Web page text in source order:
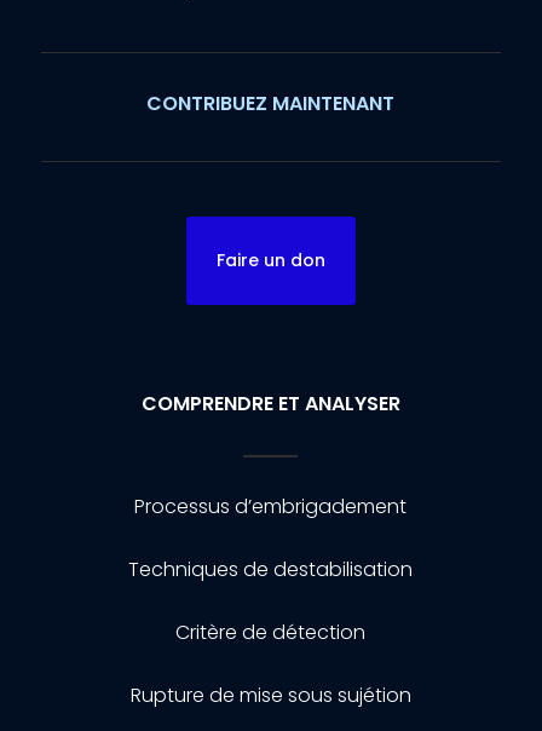
CONTRIBUEZ MAINTENANT
Faire un don
COMPRENDRE ET ANALYSER
Processus d’embrigadement
Techniques de destabilisation
Critère de détection
Rupture de mise sous sujétion